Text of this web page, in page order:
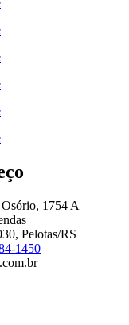
1754 A
Pelotas/RS
1450